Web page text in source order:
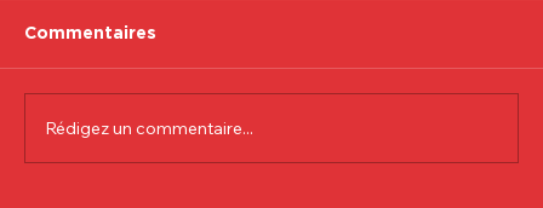
Commentaires
Rédigez un commentaire...